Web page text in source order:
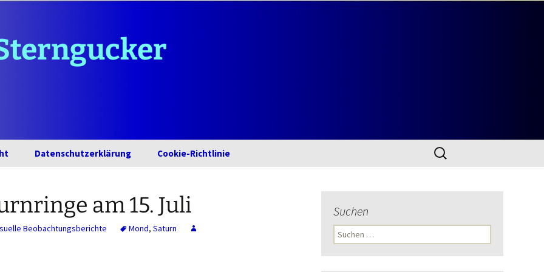
Datenschutzerklärung Cookie-Richtlinie
Suchen
nach:
am 15. Juli
Beobachtungsberichte Mond, Saturn
Suchen
Suchen
nach: